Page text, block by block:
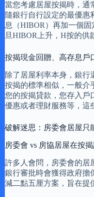
當您考慮居屋按揭時，通
隨銀行自行設定的最優惠
息（HIBOR）再加一個
旦HIBOR上升，H按的供
按揭現金回贈、高存息戶
除了居屋利率本身，銀
按揭的標準相似，一般介
您的按揭貸款，您存入戶
優惠或者理財服務等，這
破解迷思：房委會居屋只
房委會 vs 房協居屋在按
許多人會問，房委會的居
銀行審批時會獲得政府擔
減二點五厘方案，旨在提